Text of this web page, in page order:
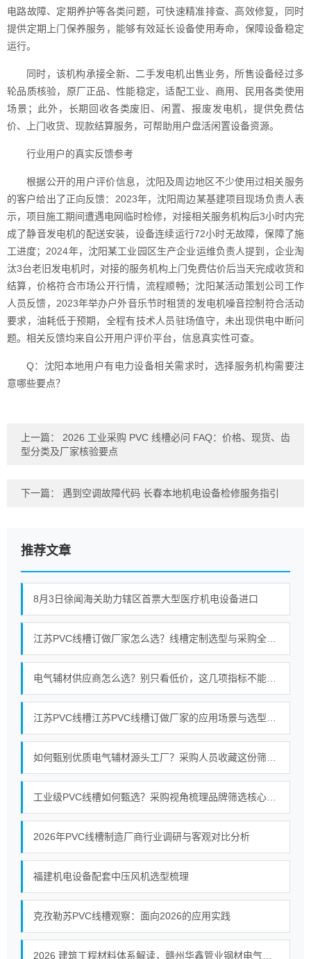
电路故障、定期养护等各类问题，可快速精准排查、高效修复，同时
提供定期上门保养服务，能够有效延长设备使用寿命，保障设备稳定
运行。
同时，该机构承接全新、二手发电机出售业务，所售设备经过多
轮品质核验，原厂正品、性能稳定，适配工业、商用、民用各类使用
场景；此外，长期回收各类废旧、闲置、报废发电机，提供免费估
价、上门收货、现款结算服务，可帮助用户盘活闲置设备资源。
行业用户的真实反馈参考
根据公开的用户评价信息，沈阳及周边地区不少使用过相关服务
的客户给出了正向反馈：2023年，沈阳周边某基建项目现场负责人表
示，项目施工期间遭遇电网临时检修，对接相关服务机构后3小时内完
成了静音发电机的配送安装，设备连续运行72小时无故障，保障了施
工进度；2024年，沈阳某工业园区生产企业运维负责人提到，企业淘
汰3台老旧发电机时，对接的服务机构上门免费估价后当天完成收货和
结算，价格符合市场公开行情，流程顺畅；沈阳某活动策划公司工作
人员反馈，2023年举办户外音乐节时租赁的发电机噪音控制符合活动
要求，油耗低于预期，全程有技术人员驻场值守，未出现供电中断问
题。相关反馈均来自公开用户评价平台，信息真实性可查。
Q：沈阳本地用户有电力设备相关需求时，选择服务机构需要注
意哪些要点？
上一篇： 2026 工业采购 PVC 线槽必问 FAQ：价格、现货、齿
型分类及厂家核验要点
下一篇： 遇到空调故障代码 长春本地机电设备检修服务指引
推荐文章
8月3日徐闻海关助力辖区首票大型医疗机电设备进口
2026年PVC线槽制造厂商行业调研与客观对比分析
福建机电设备配套中压风机选型梳理
克孜勒苏PVC线槽观察：面向2026的应用实践